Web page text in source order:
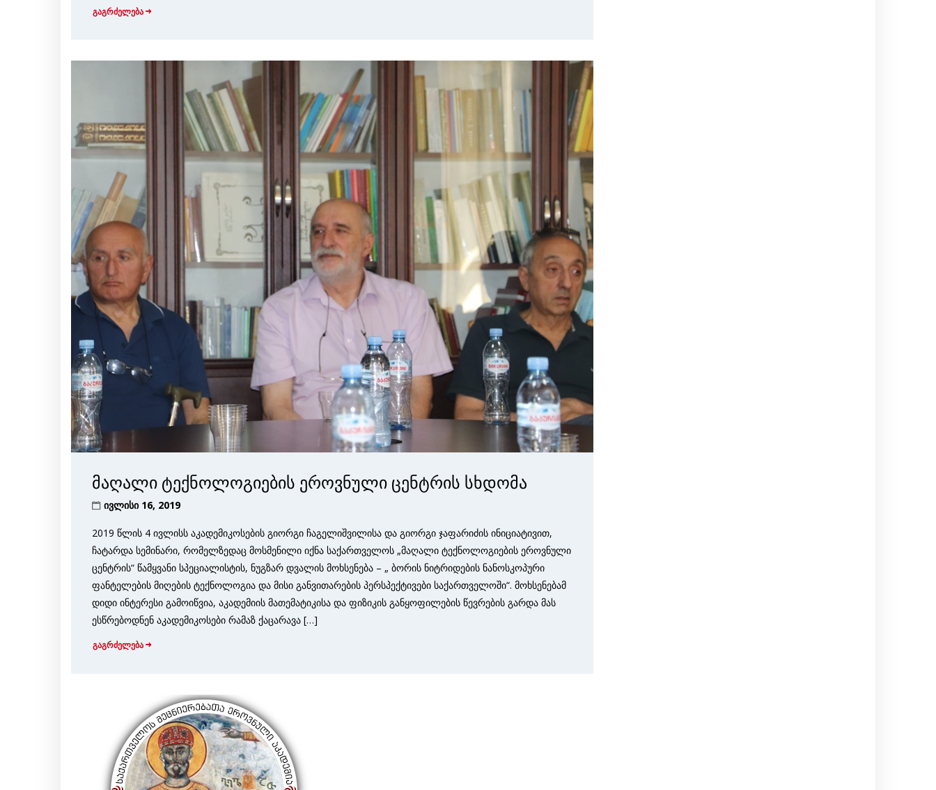
გაგრძელება
მაღალი ტექნოლოგიების ეროვნული ცენტრის სხდომა
ივლისი 16, 2019
2019 წლის 4 ივლისს აკადემიკოსების გიორგი ჩაგელიშვილისა და გიორგი ჯაფარიძის ინიციატივით,
ჩატარდა სემინარი, რომელზედაც მოსმენილი იქნა საქართველოს „მაღალი ტექნოლოგიების ეროვნული
ცენტრის“ წამყვანი სპეციალისტის, ნუგზარ დვალის მოხსენება – „ ბორის ნიტრიდების ნანოსკოპური
ფანტელების მიღების ტექნოლოგია და მისი განვითარების პერსპექტივები საქართველოში“. მოხსენებამ
დიდი ინტერესი გამოიწვია, აკადემიის მათემატიკისა და ფიზიკის განყოფილების წევრების გარდა მას
ესწრებოდნენ აკადემიკოსები რამაზ ქაცარავა […]
გაგრძელება